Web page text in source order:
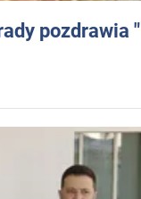
pozdrawia